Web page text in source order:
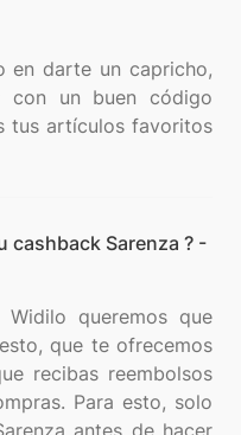
en darte un capricho,
con un buen código
tus artículos favoritos
cashback Sarenza ? -
queremos que
que te ofrecemos
recibas reembolsos
Para esto, solo
antes de hacer